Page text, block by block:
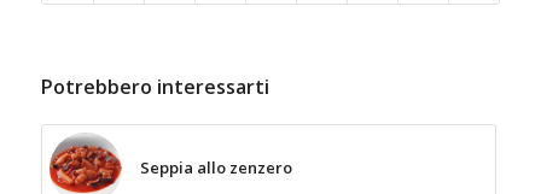
Potrebbero interessarti
Seppia allo zenzero